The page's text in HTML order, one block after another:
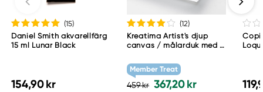
(15)
Daniel Smith akvarellfärg
15 ml Lunar Black
154,90 kr
(12)
Kreatima Artist's djup
canvas / målarduk med 4
g/m²
Member Treat
459 kr 367,20 kr